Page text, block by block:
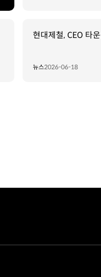
현대제철, CEO 타
뉴스2026-06-18